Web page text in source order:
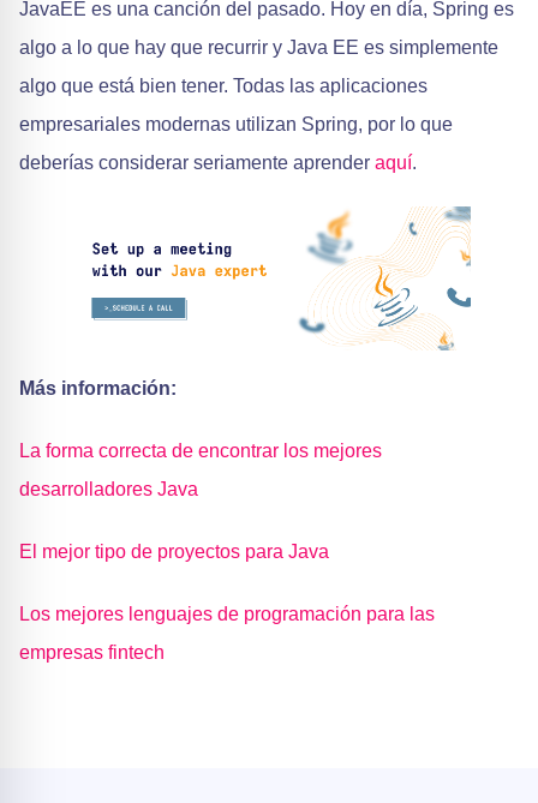
JavaEE es una canción del pasado. Hoy en día, Spring es
algo a lo que hay que recurrir y Java EE es simplemente
algo que está bien tener. Todas las aplicaciones
empresariales modernas utilizan Spring, por lo que
deberías considerar seriamente aprender aquí.
Más información:
La forma correcta de encontrar los mejores
desarrolladores Java
El mejor tipo de proyectos para Java
Los mejores lenguajes de programación para las
empresas fintech